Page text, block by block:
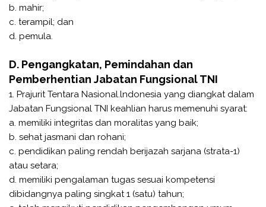
b. mahir;
c. terampil; dan
d. pemula.
D. Pengangkatan, Pemindahan dan
Pemberhentian Jabatan Fungsional TNI
1. Prajurit Tentara Nasional.lndonesia yang diangkat dalam
Jabatan Fungsional TNI keahlian harus memenuhi syarat:
a. memiliki integritas dan moralitas yang baik;
b. sehat jasmani dan rohani;
c. pendidikan paling rendah berijazah sarjana (strata-1)
atau setara;
d. memiliki pengalaman tugas sesuai kompetensi
dibidangnya paling singkat 1 (satu) tahun;